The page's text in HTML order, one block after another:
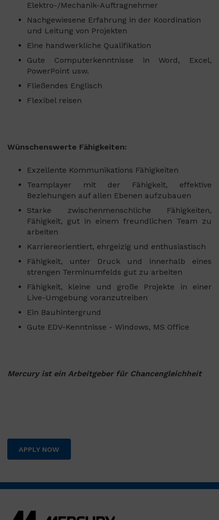
Elektro-/Mechanik-Auftragnehmer
Nachgewiesene Erfahrung in der Koordination
und Leitung von Projekten
Eine handwerkliche Qualifikation
Gute Computerkenntnisse in Word, Excel,
PowerPoint usw.
Fließendes Englisch
Flexibel reisen
Wünschenswerte Fähigkeiten:
Exzellente Kommunikations Fähigkeiten
Teamplayer mit der Fähigkeit, effektive
Beziehungen auf allen Ebenen aufzubauen
Starke zwischenmenschliche Fähigkeiten,
Fähigkeit, gut in einem freundlichen Team zu
arbeiten
Karriereorientiert, ehrgeizig und enthusiastisch
Fähigkeit, unter Druck und innerhalb eines
strengen Terminumfelds gut zu arbeiten
Fähigkeit, kleine und große Projekte in einer
Live-Umgebung voranzutreiben
Ein Bauhintergrund
Gute EDV-Kenntnisse - Windows, MS Office
Mercury ist ein Arbeitgeber für Chancengleichheit
APPLY NOW